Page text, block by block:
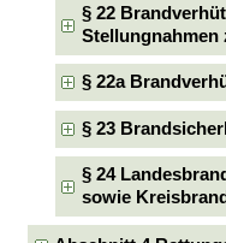
§ 22
Stellungnahmen
§ 22a
§ 23
§ 24
sowie